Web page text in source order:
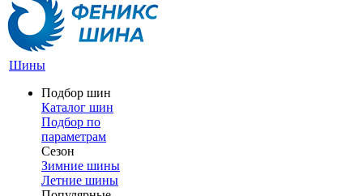
Шины
Подбор шин
Каталог шин
Подбор по
параметрам
Сезон
Зимние шины
Летние шины